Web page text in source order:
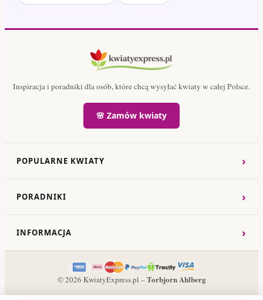
Inspiracja i poradniki dla osób, które chcą wysyłać kwiaty w całej Polsce.
🌸 Zamów kwiaty
POPULARNE KWIATY ›
PORADNIKI ›
INFORMACJA ›
© 2026 KwiatyExpress.pl –Torbjorn Ahlberg